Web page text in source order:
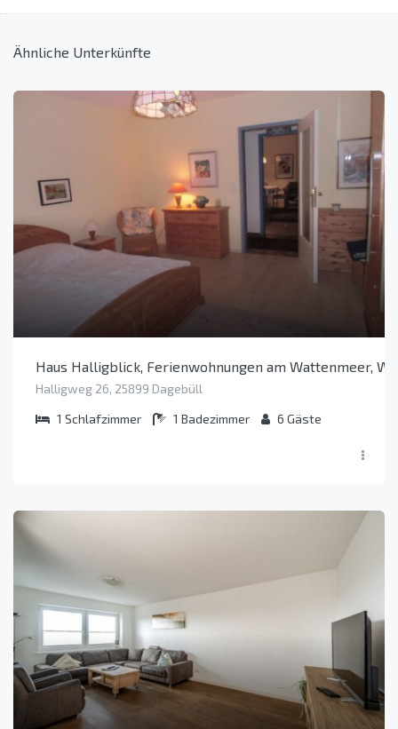
Ähnliche Unterkünfte
Haus Halligblick, Ferienwohnungen am Wattenmeer,
Halligweg 26, 25899 Dagebüll
1 Schlafzimmer 1 Badezimmer 6 Gäste